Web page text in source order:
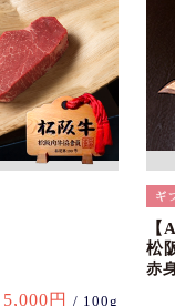
5,000円 / 100g
【
松
赤